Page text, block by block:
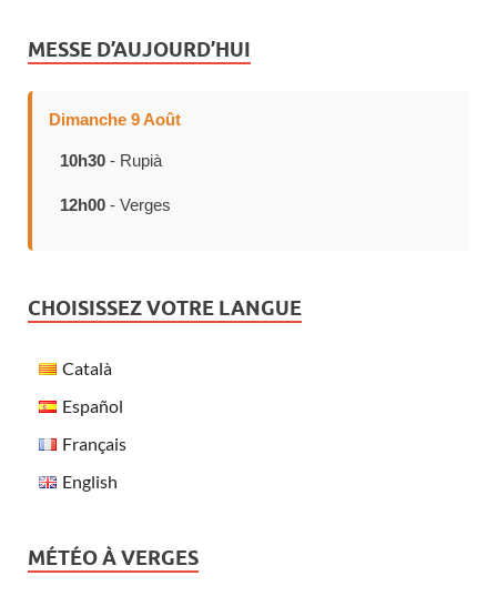
MESSE D’AUJOURD’HUI
Dimanche 9 Août
10h30 - Rupià
12h00 - Verges
CHOISISSEZ VOTRE LANGUE
Català
Español
Français
English
MÉTÉO À VERGES